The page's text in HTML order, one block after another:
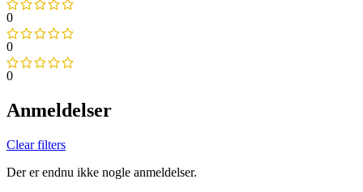
0
0
0
Anmeldelser
Clear filters
Der er endnu ikke nogle anmeldelser.